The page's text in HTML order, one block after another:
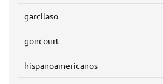
garcilaso
goncourt
hispanoamericanos